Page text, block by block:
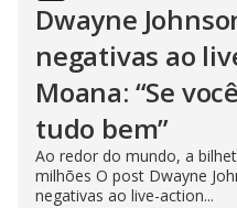
Dwayne
negativas ao
Moana: “Se
tudo bem”
Ao redor do mundo, a
milhões O post Dwayne
negativas ao live-action...